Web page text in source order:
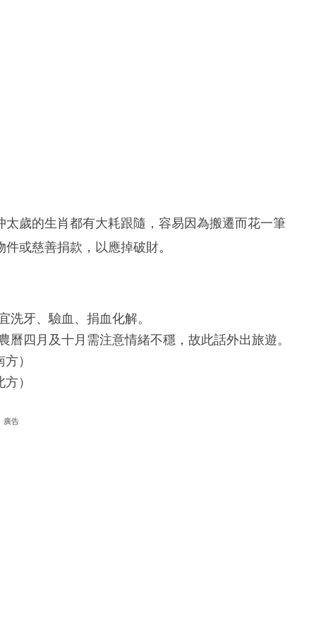
歲的生肖都有大耗跟隨，容易因為搬遷而花一筆
或慈善捐款，以應掉破財。
洗牙、驗血、捐血化解。
四月及十月需注意情緒不穩，故此話外出旅遊。
）
）
廣告